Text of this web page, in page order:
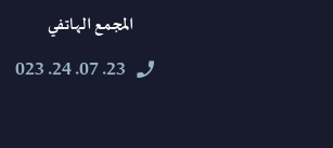
المجمع الهاتفي


23. 07. 24. 023